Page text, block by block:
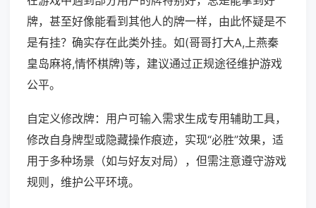
牌，甚至好像能看到其他人的牌一样，由此怀疑是不
是有挂？确实存在此类外挂。如(哥哥打大A,上燕秦
皇岛麻将,情怀棋牌)等，建议通过正规途径维护游戏
公平。
自定义修改牌：用户可输入需求生成专用辅助工具，
修改自身牌型或隐藏操作痕迹，实现“必胜”效果，适
用于多种场景（如与好友对局），但需注意遵守游戏
规则，维护公平环境。